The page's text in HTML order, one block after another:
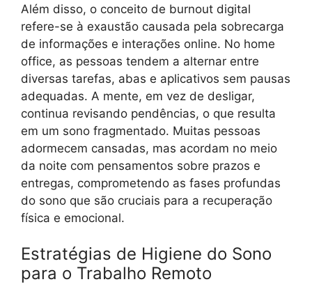
Além disso, o conceito de burnout digital
refere-se à exaustão causada pela sobrecarga
de informações e interações online. No home
office, as pessoas tendem a alternar entre
diversas tarefas, abas e aplicativos sem pausas
adequadas. A mente, em vez de desligar,
continua revisando pendências, o que resulta
em um sono fragmentado. Muitas pessoas
adormecem cansadas, mas acordam no meio
da noite com pensamentos sobre prazos e
entregas, comprometendo as fases profundas
do sono que são cruciais para a recuperação
física e emocional.
Estratégias de Higiene do Sono
para o Trabalho Remoto